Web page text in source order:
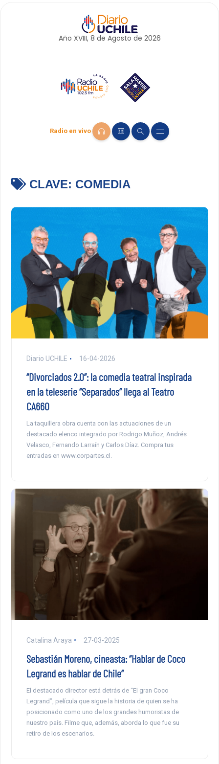
Año XVIII, 8 de Agosto de 2026
Radio en vivo
CLAVE: COMEDIA
Diario UCHILE 16-04-2026
“Divorciados 2.0”: la comedia teatral inspirada
en la teleserie “Separados” llega al Teatro
CA660
La taquillera obra cuenta con las actuaciones de un
destacado elenco integrado por Rodrigo Muñoz, Andrés
Velasco, Fernando Larraín y Carlos Díaz. Compra tus
entradas en www.corpartes.cl.
Catalina Araya 27-03-2025
Sebastián Moreno, cineasta: “Hablar de Coco
Legrand es hablar de Chile”
El destacado director está detrás de “El gran Coco
Legrand”, película que sigue la historia de quien se ha
posicionado como uno de los grandes humoristas de
nuestro país. Filme que, además, aborda lo que fue su
retiro de los escenarios.